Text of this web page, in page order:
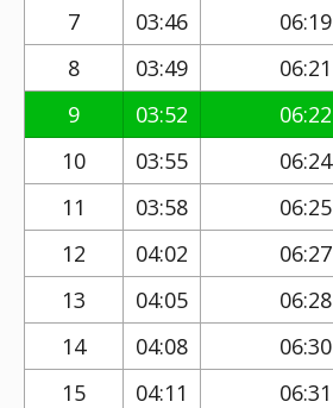
7 03:46 06:19
8
03:49 06:21
9
03:52 06:22
10
03:55 06:24
11
03:58 06:25
12
04:02 06:27
13
04:05 06:28
14
04:08 06:30
15
04:11 06:31